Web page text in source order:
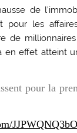
de
pour les
de
effet atteint
pour la
JJPWQNQ3bO